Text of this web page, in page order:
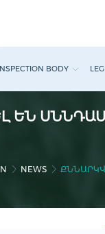
BODY
ԵՆ
NEWS